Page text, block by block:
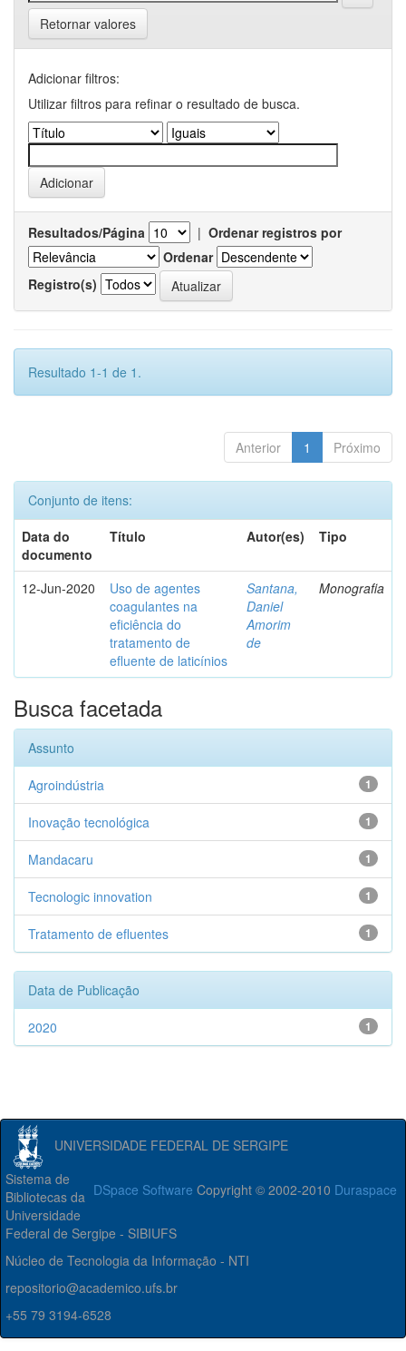
Retornar valores
Adicionar filtros:
Utilizar filtros para refinar o resultado de busca.
Resultados/Página | Ordenar registros por
Ordenar
Registro(s)
Resultado 1-1 de 1.
Anterior 1 Próximo
Conjunto de itens:
Data do
documento
Título Autor(es) Tipo
12-Jun-2020
Uso de agentes
coagulantes na
eficiência do
tratamento de
efluente de laticínios
Santana,
Daniel
Amorim
de
Monografia
Busca facetada
Assunto
1
Agroindústria
1
Inovação tecnológica
1
Mandacaru
1
Tecnologic innovation
1
Tratamento de efluentes
Data de Publicação
1
2020
UNIVERSIDADE FEDERAL DE SERGIPE
DSpace Software Copyright © 2002-2010 Duraspace
Sistema de
Bibliotecas da
Universidade
Federal de Sergipe - SIBIUFS
Núcleo de Tecnologia da Informação - NTI
repositorio@academico.ufs.br
+55 79 3194-6528